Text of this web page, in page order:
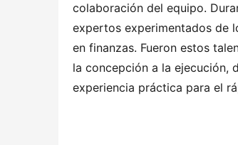
colaboración del equipo.
expertos experimentados de
en finanzas. Fueron estos
la concepción a la ejecución,
experiencia práctica para el